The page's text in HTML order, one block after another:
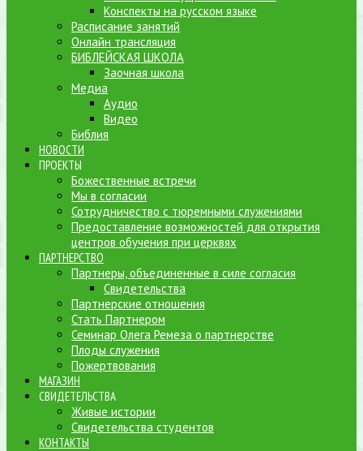
Конспекты на русском языке
Расписание занятий
Онлайн трансляция
БИБЛЕЙСКАЯ ШКОЛА
Заочная школа
Медиа
Аудио
Видео
Библия
НОВОСТИ
ПРОЕКТЫ
Божественные встречи
Мы в согласии
Сотрудничество с тюремными служениями
Предоставление возможностей для открытия
центров обучения при церквях
ПАРТНЕРСТВО
Партнеры, объединенные в силе согласия
Свидетельства
Партнерские отношения
Стать Партнером
Семинар Олега Ремеза о партнерстве
Плоды служения
Пожертвования
МАГАЗИН
СВИДЕТЕЛЬСТВА
Живые истории
Свидетельства студентов
КОНТАКТЫ